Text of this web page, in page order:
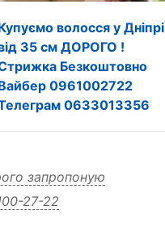
волосся у Дніпрі
35 см ДОРОГО !
Безкоштовно
0961002722
0633013356
запропоную
27-22